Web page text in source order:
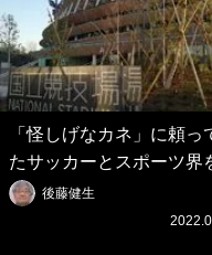
「怪しげなカネ」に頼っ
たサッカーとスポーツ界
つ未来(4)スポーツを「持
可能」にする「真の投資
後藤健生